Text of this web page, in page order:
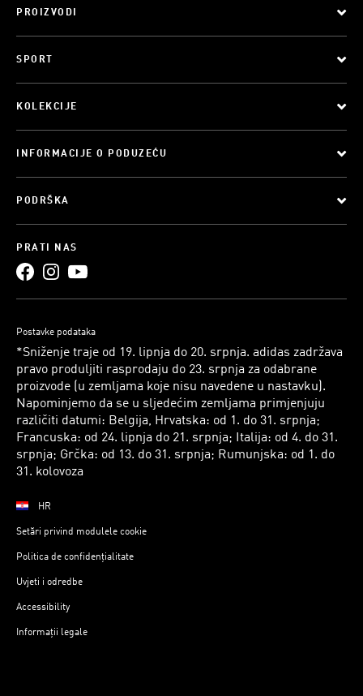
PROIZVODI
SPORT
KOLEKCIJE
INFORMACIJE O PODUZEĆU
PODRŠKA
PRATI NAS
Postavke podataka
*Sniženje traje od 19. lipnja do 20. srpnja. adidas zadržava
pravo produljiti rasprodaju do 23. srpnja za odabrane
proizvode (u zemljama koje nisu navedene u nastavku).
Napominjemo da se u sljedećim zemljama primjenjuju
različiti datumi: Belgija, Hrvatska: od 1. do 31. srpnja;
Francuska: od 24. lipnja do 21. srpnja; Italija: od 4. do 31.
srpnja; Grčka: od 13. do 31. srpnja; Rumunjska: od 1. do
31. kolovoza
HR
Setări privind modulele cookie
Politica de confidențialitate
Uvjeti i odredbe
Accessibility
Informații legale